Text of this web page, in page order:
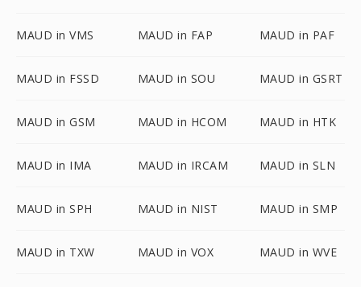
MAUD in VMS MAUD in FAP MAUD in PAF
MAUD in FSSD MAUD in SOU MAUD in GSRT
MAUD in GSM MAUD in HCOM MAUD in HTK
MAUD in IMA MAUD in IRCAM MAUD in SLN
MAUD in SPH MAUD in NIST MAUD in SMP
MAUD in TXW MAUD in VOX MAUD in WVE